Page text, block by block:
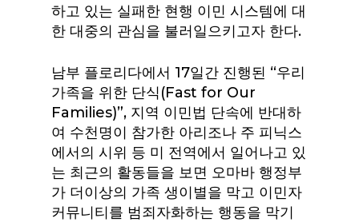
하고 있는 실패한 현행 이민 시스템에 대
한 대중의 관심을 불러일으키고자 한다.
남부 플로리다에서 17일간 진행된 “우리
가족을 위한 단식(Fast for Our
Families)”, 지역 이민법 단속에 반대하
여 수천명이 참가한 아리조나 주 피닉스
에서의 시위 등 미 전역에서 일어나고 있
는 최근의 활동들을 보면 오마바 행정부
가 더이상의 가족 생이별을 막고 이민자
커뮤니티를 범죄자화하는 행동을 막기